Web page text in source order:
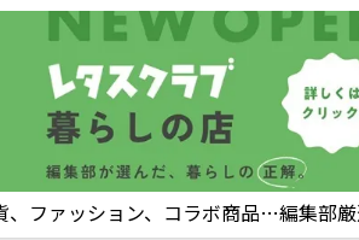
、ファッション、コラボ商品…編集部